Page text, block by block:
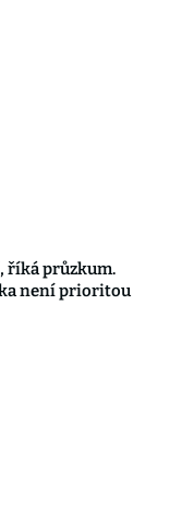
říká průzkum.
není prioritou